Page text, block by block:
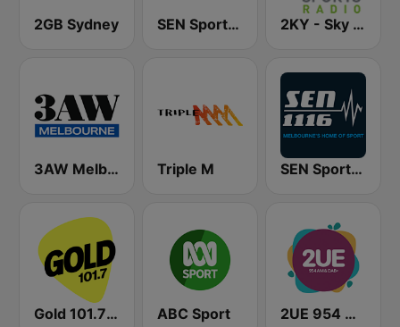
2GB Sydney SEN Sports 1170 Sydney 2KY - Sky Sports Radio
3AW Melbourne Triple M SEN Sports 1116 AM
Gold 101.7 FM ABC Sport 2UE 954 AM